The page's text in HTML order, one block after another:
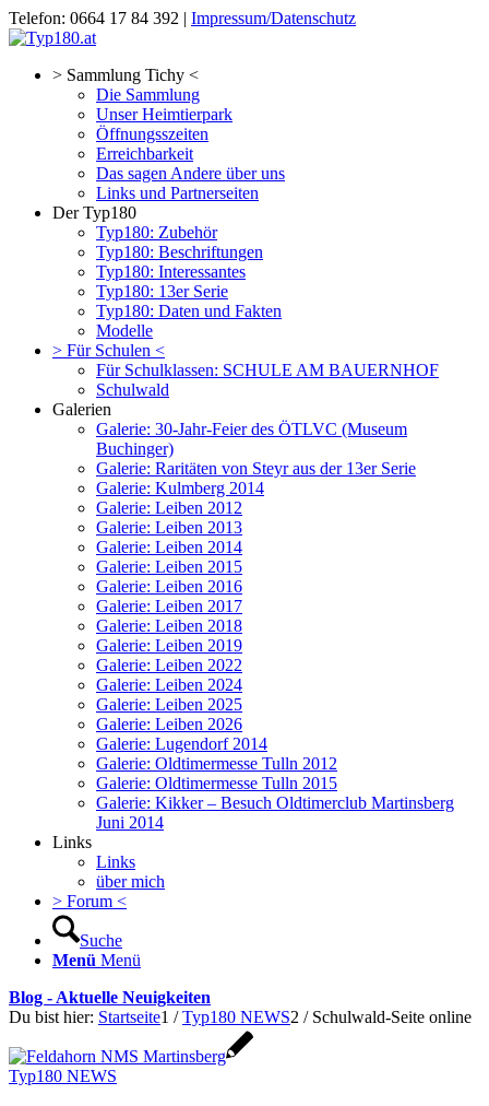
Telefon: 0664 17 84 392 | Impressum/Datenschutz
> Sammlung Tichy <
Die Sammlung
Unser Heimtierpark
Öffnungsszeiten
Erreichbarkeit
Das sagen Andere über uns
Links und Partnerseiten
Der Typ180
Typ180: Zubehör
Typ180: Beschriftungen
Typ180: Interessantes
Typ180: 13er Serie
Typ180: Daten und Fakten
Modelle
> Für Schulen <
Für Schulklassen: SCHULE AM BAUERNHOF
Schulwald
Galerien
Galerie: 30-Jahr-Feier des ÖTLVC (Museum
Buchinger)
Galerie: Raritäten von Steyr aus der 13er Serie
Galerie: Kulmberg 2014
Galerie: Leiben 2012
Galerie: Leiben 2013
Galerie: Leiben 2014
Galerie: Leiben 2015
Galerie: Leiben 2016
Galerie: Leiben 2017
Galerie: Leiben 2018
Galerie: Leiben 2019
Galerie: Leiben 2022
Galerie: Leiben 2024
Galerie: Leiben 2025
Galerie: Leiben 2026
Galerie: Lugendorf 2014
Galerie: Oldtimermesse Tulln 2012
Galerie: Oldtimermesse Tulln 2015
Galerie: Kikker – Besuch Oldtimerclub Martinsberg
Juni 2014
Links
Links
über mich
> Forum <
Suche
Menü Menü
Blog - Aktuelle Neuigkeiten
Du bist hier: Startseite1 / Typ180 NEWS2 / Schulwald-Seite online
Typ180 NEWS